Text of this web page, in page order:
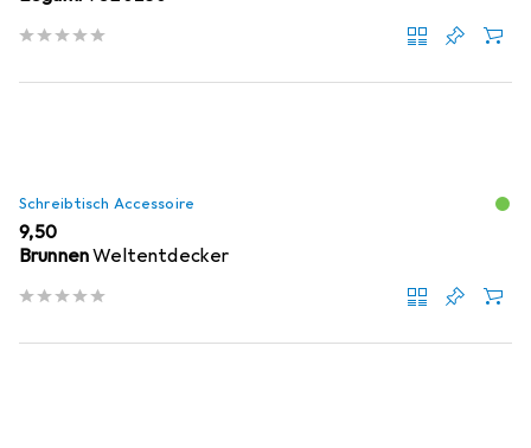
Schreibtisch Accessoire
EUR
9,50
BrunnenWeltentdecker